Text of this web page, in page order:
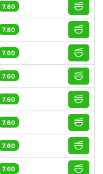
7.80
7.80
7.60
7.60
7.60
7.60
7.60
7.60